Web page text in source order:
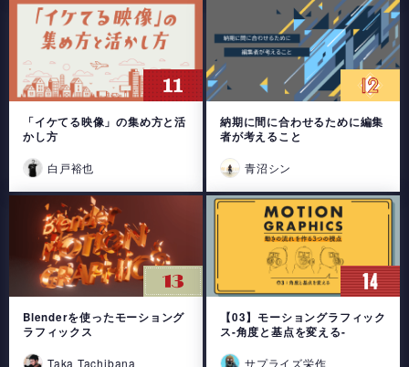
「イケてる映像」の集め方と活
かし方
白戸裕也
納期に間に合わせるために編集
者が考えること
青沼シン
Blenderを使ったモーショング
ラフィックス
Taka Tachibana
【03】モーショングラフィック
ス-角度と基点を変える-
サプライズ栄作